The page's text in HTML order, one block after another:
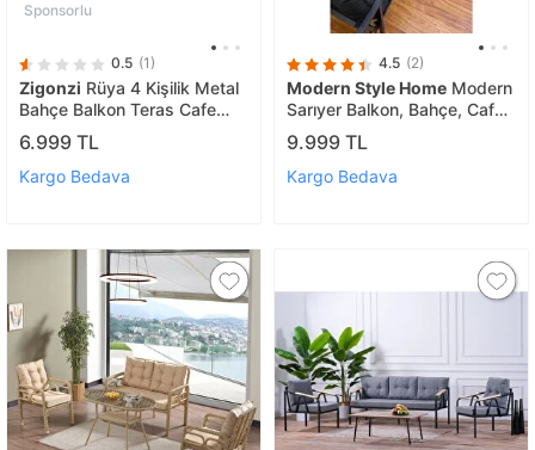
Sponsorlu
0.5 (1)
Zigonzi Rüya 4 Kişilik Metal
Bahçe Balkon Teras Cafe
Oturma Grubu 2+1+1 –
Antrasit Minderli – 60x105
Cm Ceviz Renk Suntalem
6.999 TL
Kargo Bedava
4.5 (2)
Modern Style Home Modern
Sarıyer Balkon, Bahçe, Cafe -
Metal Kanepe Koltuk Takımı -
3+1+1+masa
9.999 TL
Kargo Bedava